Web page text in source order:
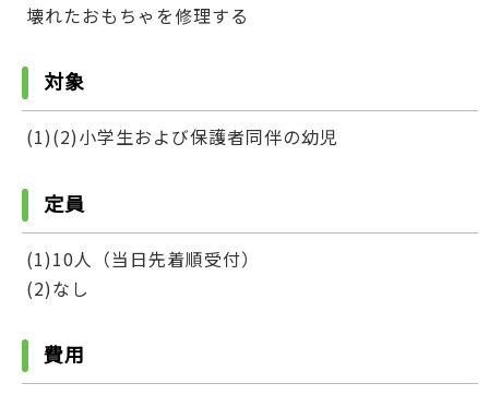
壊れたおもちゃを修理する
対象
(1)(2)小学生および保護者同伴の幼児
定員
(1)10人（当日先着順受付）
(2)なし
費用